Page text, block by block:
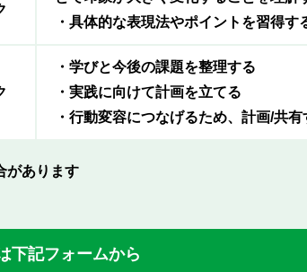
・具体的な表現法やポイントを習得す
・学びと今後の課題を整理する
・実践に向けて計画を立てる
・行動変容につなげるため、計画/共有
があります
下記フォームから